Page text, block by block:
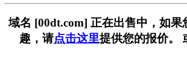
域名 [00dt.com] 正在出售中，如果
趣，请点击这里提供您的报价。